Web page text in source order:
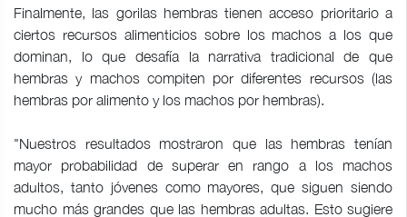
Finalmente, las gorilas hembras tienen acceso prioritario a
ciertos recursos alimenticios sobre los machos a los que
dominan, lo que desafía la narrativa tradicional de que
hembras y machos compiten por diferentes recursos (las
hembras por alimento y los machos por hembras).
"Nuestros resultados mostraron que las hembras tenían
mayor probabilidad de superar en rango a los machos
adultos, tanto jóvenes como mayores, que siguen siendo
mucho más grandes que las hembras adultas. Esto sugiere